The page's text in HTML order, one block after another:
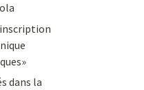
dans la